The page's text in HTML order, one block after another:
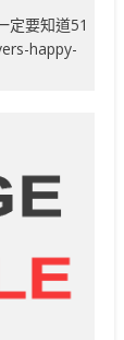
定要知道51
happy-